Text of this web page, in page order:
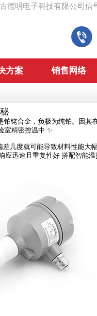
德明电子科技有限公司信
方案 销售网络
铑合金，负极为纯铂。因其
室精密控温中 ✨
几度就可能导致材料性能大
迅速且重复性好 搭配智能